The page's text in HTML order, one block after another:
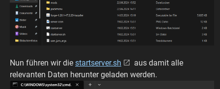
Nun führen wir die startserver.sh
aus damit alle
relevanten Daten herunter geladen werden.